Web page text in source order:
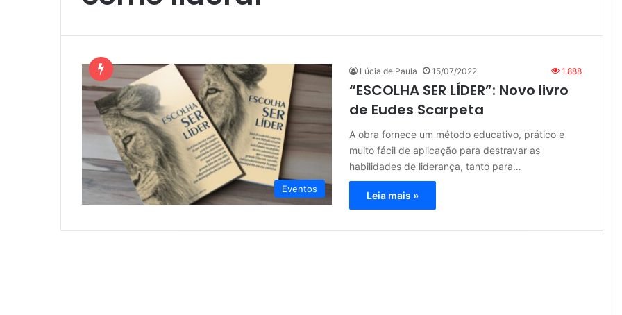
Eventos
Lúcia de Paula 15/07/2022 1.888
“ESCOLHA SER LÍDER”: Novo livro
de Eudes Scarpeta
A obra fornece um método educativo, prático e
muito fácil de aplicação para destravar as
habilidades de liderança, tanto para…
Leia mais »